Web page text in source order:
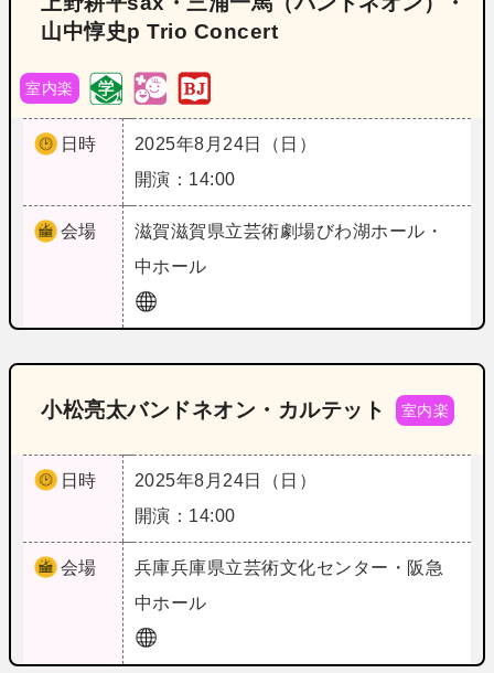
山中惇史p Trio Concert
室内楽
日時
2025年8月24日（日）
開演：14:00
会場 滋賀滋賀県立芸術劇場びわ湖ホール・
中ホール
小松亮太バンドネオン・カルテット 室内楽
日時
2025年8月24日（日）
開演：14:00
会場 兵庫兵庫県立芸術文化センター・阪急
中ホール